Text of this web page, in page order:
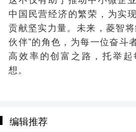
中国民营经济的繁荣，为实
贡献坚实力量。未来，菱智
伙伴”的角色，为每一位奋斗
高效率的创富之路，托举
想。
编辑推荐